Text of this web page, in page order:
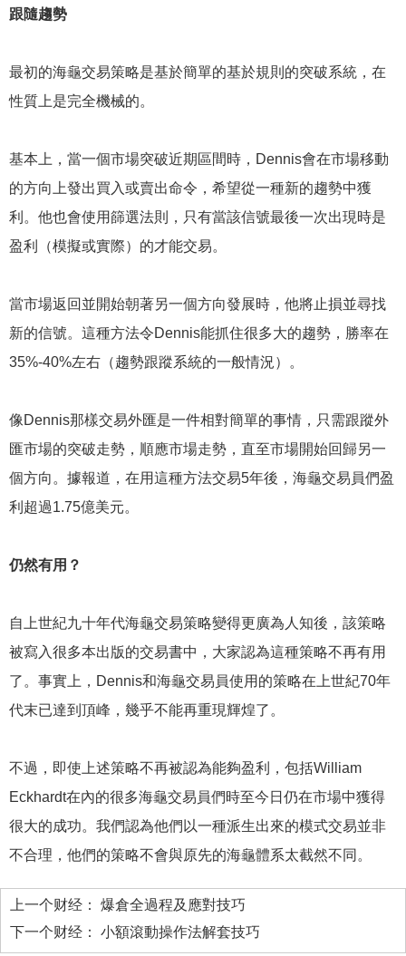
跟隨趨勢
最初的海龜交易策略是基於簡單的基於規則的突破系統，在
性質上是完全機械的。
基本上，當一個市場突破近期區間時，Dennis會在市場移動
的方向上發出買入或賣出命令，希望從一種新的趨勢中獲
利。他也會使用篩選法則，只有當該信號最後一次出現時是
盈利（模擬或實際）的才能交易。
當市場返回並開始朝著另一個方向發展時，他將止損並尋找
新的信號。這種方法令Dennis能抓住很多大的趨勢，勝率在
35%-40%左右（趨勢跟蹤系統的一般情況）。
像Dennis那樣交易外匯是一件相對簡單的事情，只需跟蹤外
匯市場的突破走勢，順應市場走勢，直至市場開始回歸另一
個方向。據報道，在用這種方法交易5年後，海龜交易員們盈
利超過1.75億美元。
仍然有用？
自上世紀九十年代海龜交易策略變得更廣為人知後，該策略
被寫入很多本出版的交易書中，大家認為這種策略不再有用
了。事實上，Dennis和海龜交易員使用的策略在上世紀70年
代末已達到頂峰，幾乎不能再重現輝煌了。
不過，即使上述策略不再被認為能夠盈利，包括William
Eckhardt在內的很多海龜交易員們時至今日仍在市場中獲得
很大的成功。我們認為他們以一種派生出來的模式交易並非
不合理，他們的策略不會與原先的海龜體系太截然不同。
上一个财经： 爆倉全過程及應對技巧
下一个财经： 小額滾動操作法解套技巧